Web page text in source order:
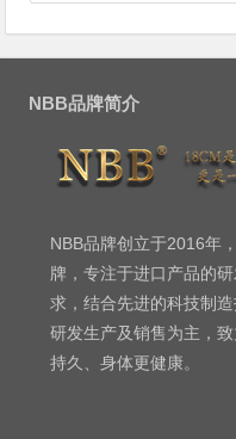
NBB品牌简介
NBB品牌创立于2016年
牌，专注于进口产品的
求，结合先进的科技制
研发生产及销售为主，
持久、身体更健康。